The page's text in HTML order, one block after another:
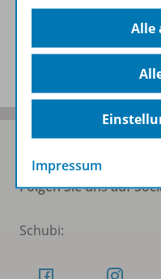
Folgen Sie uns auf
Schubi:
Alle
Impressum